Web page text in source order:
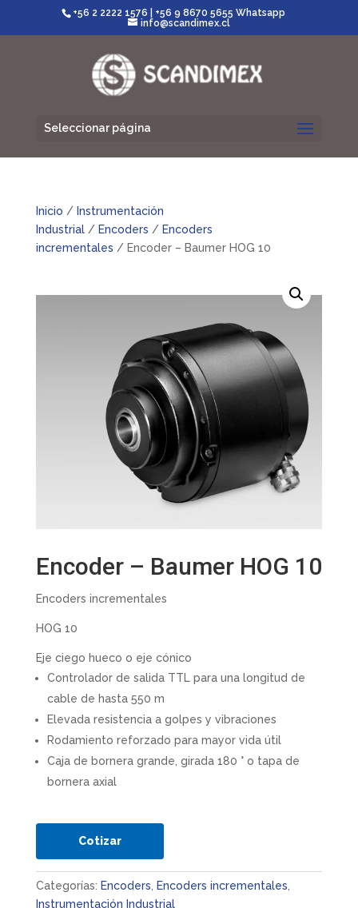
+56 2 2222 1576
+56 9 8670 5655 Whatsapp
info@scandimex.cl
Seleccionar página
Inicio / Instrumentación
Industrial/ Encoders / Encoders
incrementales / Encoder – Baumer HOG 10
Encoder – Baumer HOG 10
Encoders incrementales
HOG 10
Eje ciego hueco o eje cónico
Controlador de salida TTL para una longitud de
cable de hasta 550 m
Elevada resistencia a golpes y vibraciones
Rodamiento reforzado para mayor vida útil
Caja de bornera grande, girada 180 ° o tapa de
bornera axial
Cotizar
Categorías: Encoders, Encoders incrementales,
Instrumentación Industrial